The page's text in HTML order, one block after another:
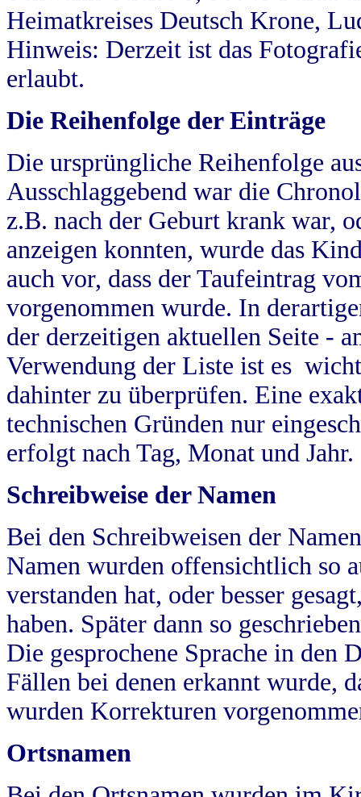
Heimatkreises Deutsch Krone,
Hinweis: Derzeit ist das
erlaubt.
Die Reihenfolge der Einträge
Die ursprüngliche Reihenfolge
Ausschlaggebend war die
z.B. nach der Geburt krank war,
anzeigen konnten, wurde das
auch vor, dass der Taufeintrag
vorgenommen wurde. In
der derzeitigen aktuellen Seite -
Verwendung der Liste ist es
dahinter zu überprüfen. Eine
technischen Gründen nur
erfolgt nach Tag, Monat und Jahr.
Schreibweise der Namen
Bei den Schreibweisen der
Namen wurden offensichtlich so
verstanden hat, oder besser
haben. Später dann so
Die gesprochene Sprache in
Fällen bei denen erkannt wurde,
wurden Korrekturen
Ortsnamen